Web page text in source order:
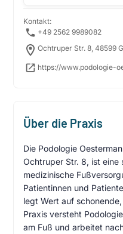
Kontakt:
+49 2562 9989082
Ochtruper Str. 8, 48599
https://www.podologie-
Über die Praxis
Die Podologie
Ochtruper Str. 8, ist eine
medizinische
Patientinnen und
legt Wert auf
Praxis versteht
am Fuß und arbeitet